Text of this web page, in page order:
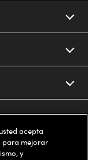
acepta
para mejorar
y